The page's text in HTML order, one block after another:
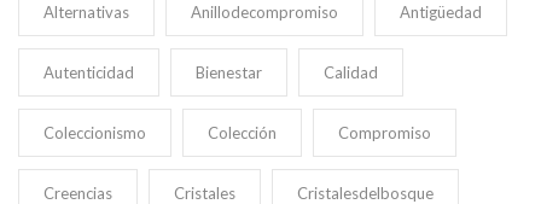
Alternativas Anillodecompromiso Antigüedad
Autenticidad Bienestar Calidad
Coleccionismo Colección Compromiso
Creencias Cristales Cristalesdelbosque